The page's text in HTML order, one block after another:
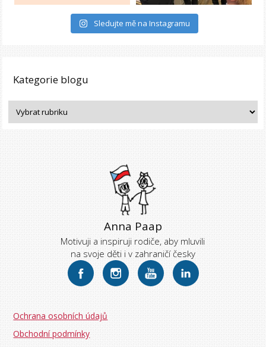
Sledujte mě na Instagramu
Kategorie blogu
Anna Paap
Motivuji a inspiruji rodiče, aby mluvili
na svoje děti i v zahraničí česky
Ochrana osobních údajů
Obchodní podmínky